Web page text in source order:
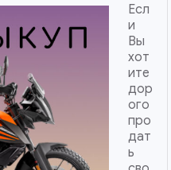
Есл
и
Вы
хот
ите
дор
ого
про
дат
ь